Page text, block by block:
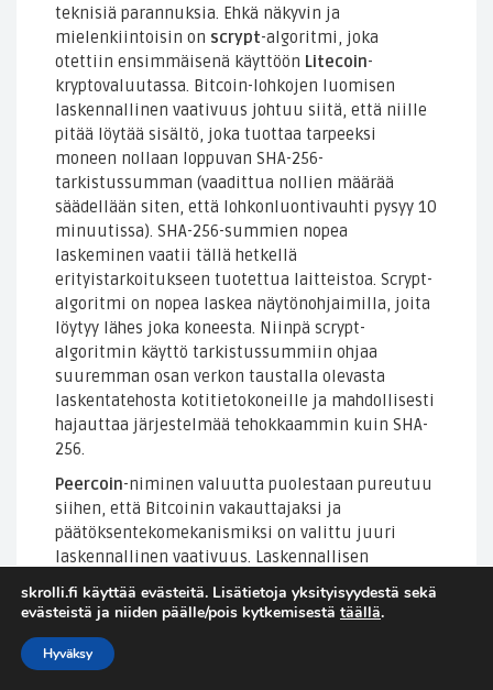
teknisiä parannuksia. Ehkä näkyvin ja
mielenkiintoisin on scrypt-algoritmi, joka
otettiin ensimmäisenä käyttöön Litecoin-
kryptovaluutassa. Bitcoin-lohkojen luomisen
laskennallinen vaativuus johtuu siitä, että niille
pitää löytää sisältö, joka tuottaa tarpeeksi
moneen nollaan loppuvan SHA-256-
tarkistussumman (vaadittua nollien määrää
säädellään siten, että lohkonluontivauhti pysyy 10
minuutissa). SHA-256-summien nopea
laskeminen vaatii tällä hetkellä
erityistarkoitukseen tuotettua laitteistoa. Scrypt-
algoritmi on nopea laskea näytönohjaimilla, joita
löytyy lähes joka koneesta. Niinpä scrypt-
algoritmin käyttö tarkistussummiin ohjaa
suuremman osan verkon taustalla olevasta
laskentatehosta kotitietokoneille ja mahdollisesti
hajauttaa järjestelmää tehokkaammin kuin SHA-
256.
Peercoin-niminen valuutta puolestaan pureutuu
siihen, että Bitcoinin vakauttajaksi ja
päätöksentekomekanismiksi on valittu juuri
laskennallinen vaativuus. Laskennallisen
pysty huijaamaan. Ainoa tapa luoda lohkoja on
tarkistussummia kilpaa muiden kanssa. Tähän
skrolli.fi käyttää evästeitä. Lisätietoja yksityisyydestä sekä
evästeistä ja niiden päälle/pois kytkemisestä täällä.
Hyväksy